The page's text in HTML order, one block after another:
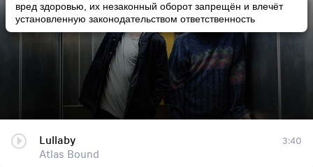
вред здоровью, их незаконный оборот запрещён и влечёт
установленную законодательством ответственность
Atlas Bound
Lullaby
Atlas Bound
3:40